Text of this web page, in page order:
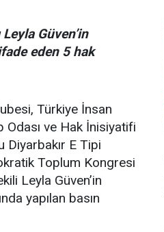
Güven’in
eden 5 hak
Türkiye İnsan
Odası ve Hak İnisiyatifi
Diyarbakır E Tipi
Toplum Kongresi
Leyla Güven’in
yapılan basın